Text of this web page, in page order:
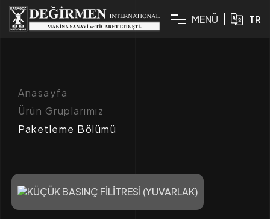
MENÜ TR
Anasayfa
Ürün Gruplarımız
Paketleme Bölümü